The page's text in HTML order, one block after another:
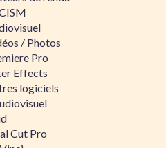
/ Photos
Pro
Effects
logiciels
Cut Pro